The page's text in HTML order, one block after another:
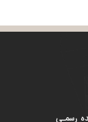
رسمـی